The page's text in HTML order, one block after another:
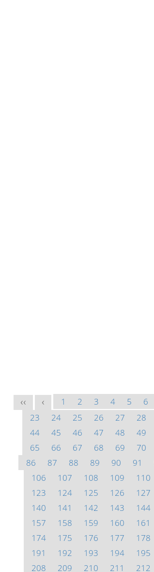
<< < 1 2 3 4 5 6
23
24 25 26 27 28
44
45 46 47 48 49
65
66 67 68 69 70
86
87 88 89 90 91
106
107 108 109 110
123
124 125 126 127
140
141 142 143 144
157
158 159 160 161
174
175 176 177 178
191
192 193 194 195
208
209 210 211 212